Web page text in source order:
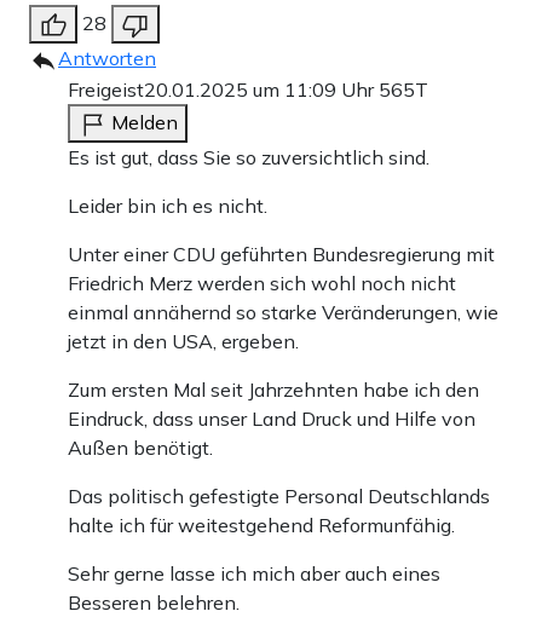
28
Antworten
Freigeist20.01.2025 um 11:09 Uhr 565T
Melden
Es ist gut, dass Sie so zuversichtlich sind.
Leider bin ich es nicht.
Unter einer CDU geführten Bundesregierung mit
Friedrich Merz werden sich wohl noch nicht
einmal annähernd so starke Veränderungen, wie
jetzt in den USA, ergeben.
Zum ersten Mal seit Jahrzehnten habe ich den
Eindruck, dass unser Land Druck und Hilfe von
Außen benötigt.
Das politisch gefestigte Personal Deutschlands
halte ich für weitestgehend Reformunfähig.
Sehr gerne lasse ich mich aber auch eines
Besseren belehren.